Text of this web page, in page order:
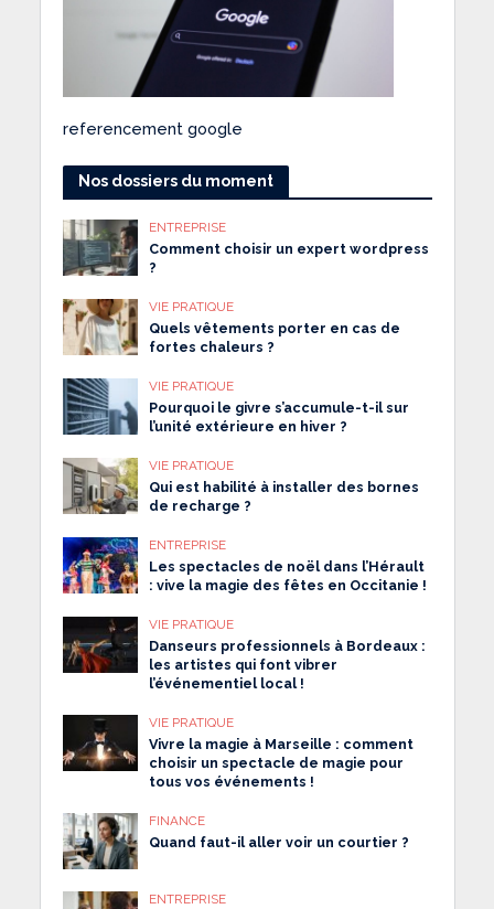
referencement google
Nos dossiers du moment
ENTREPRISE
Comment choisir un expert wordpress
?
VIE PRATIQUE
Quels vêtements porter en cas de
fortes chaleurs ?
VIE PRATIQUE
Pourquoi le givre s’accumule-t-il sur
l’unité extérieure en hiver ?
VIE PRATIQUE
Qui est habilité à installer des bornes
de recharge ?
ENTREPRISE
Les spectacles de noël dans l’Hérault
: vive la magie des fêtes en Occitanie !
VIE PRATIQUE
Danseurs professionnels à Bordeaux :
les artistes qui font vibrer
l’événementiel local !
VIE PRATIQUE
Vivre la magie à Marseille : comment
choisir un spectacle de magie pour
tous vos événements !
FINANCE
Quand faut-il aller voir un courtier ?
ENTREPRISE